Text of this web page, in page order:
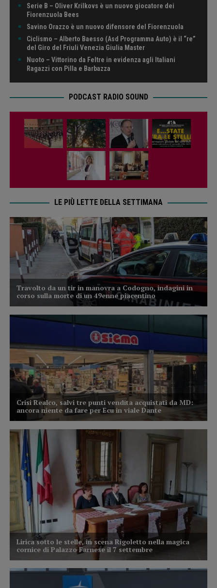
Serie B – Oliver Krilkovs è un nuovo giocatore dei
Fiorenzuola Bees
Savino Orazzo è un nuovo difensore del Fiorenzuola
Ciclismo – Alberto Baesso (Asd Programma Auto) è il “re”
del Giro del Friuli Venezia Giulia Master
Nuoto – Vittorino da Feltre in evidenza agli Italiani
Ragazzi con Pilla e Barbazza
PODCAST RADIO SOUND
LE PIÙ LETTE DELLA SETTIMANA